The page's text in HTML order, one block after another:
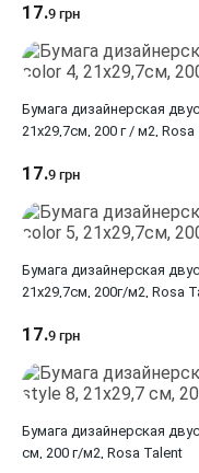
17.9 грн
Бумага дизайнерская
21х29,7см, 200 г / м2, Rosa
17.9 грн
Бумага дизайнерская
21х29,7см, 200г/м2, Rosa
17.9 грн
Бумага дизайнерская
см, 200 г/м2, Rosa Talent